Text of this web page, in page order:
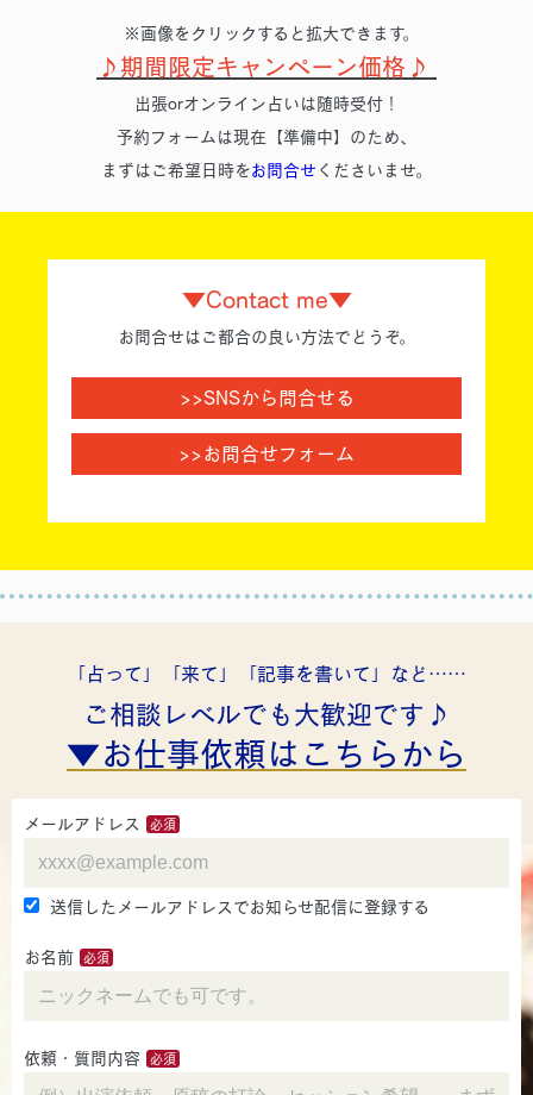
※画像をクリックすると拡大できます。
♪期間限定キャンペーン価格♪
出張orオンライン占いは随時受付！
予約フォームは現在【準備中】のため、
まずはご希望日時をお問合せ くださいませ。
▼Contact me▼
お問合せはご都合の良い方法でどうぞ。
>>SNSから問合せる
>>お問合せフォーム
「占って」「来て」「記事を書いて」など……
ご相談レベルでも大歓迎です♪
▼お仕事依頼はこちらから
メールアドレス
送信したメールアドレスでお知らせ配信に登録する
お名前
依頼・質問内容